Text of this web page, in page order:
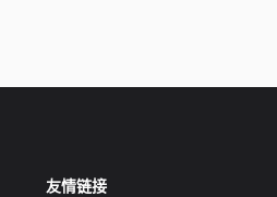
友情链接